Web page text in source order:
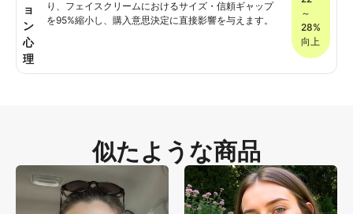
ョ
ン
心
理
り、フェイスクリームにおけるサイズ・信頼ギャップ
を95%縮小し、購入意思決定に直接影響を与えます。
～
28%
向上
似たような商品